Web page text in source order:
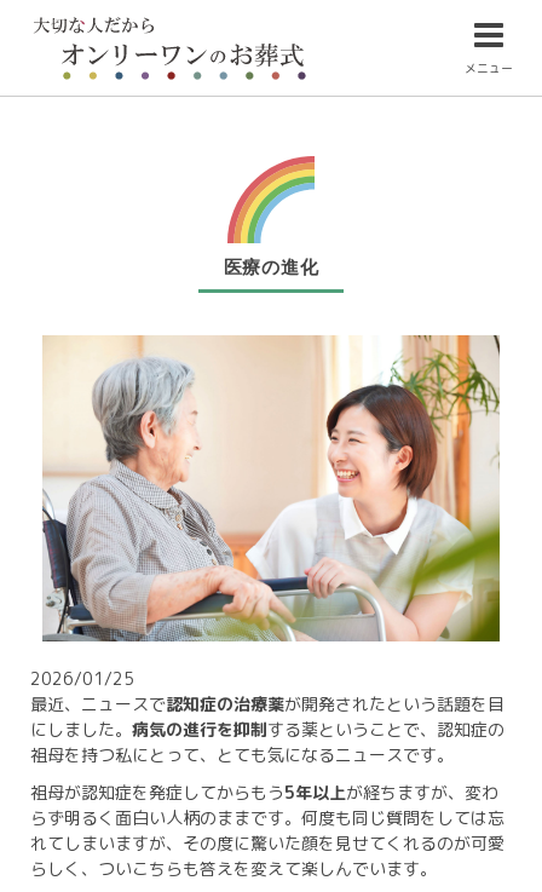
メニュー
医療の進化
2026/01/25
最近、ニュースで認知症の治療薬が開発されたという話題を目
にしました。 病気の進行を抑制する薬ということで、認知症の
祖母を持つ私にとって、とても気になるニュースです。
祖母が認知症を発症してからもう5年以上が経ちますが、変わ
らず明るく面白い人柄のままです。何度も同じ質問をしては忘
れてしまいますが、その度に驚いた顔を見せてくれるのが可愛
らしく、ついこちらも答えを変えて楽しんでいます。